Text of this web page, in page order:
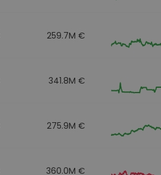
259.7M €
341.8M €
275.9M €
360.0M €